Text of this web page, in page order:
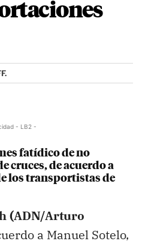
- LB2 -
fatídico de no
cruces, de acuerdo a
los transportistas de
(ADN/Arturo
a Manuel Sotelo,